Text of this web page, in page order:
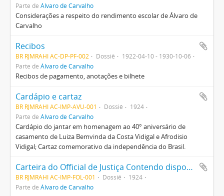
Parte de Álvaro de Carvalho
Considerações a respeito do rendimento escolar de Álvaro de
Carvalho
Recibos
BR RJMRAHI AC-DP-PF-002 Dossiê
1922-04-10 - 1930-10-06
Parte de Álvaro de Carvalho
Recibos de pagamento, anotações e bilhete
Cardápio e cartaz
BR RJMRAHI AC-IMP-AVU-001 Dossiê
1924
Parte de Álvaro de Carvalho
Cardápio do jantar em homenagem ao 40° aniversário de
casamento de Luiza Bemvinda da Costa Vidigal e Afrodisio
Vidigal; Cartaz comemorativo da independência do Brasil.
Carteira do Official de Justiça Contendo disposições de leis, decretos e mais actos referentes aos Officiaes das Justiças Federal e Local, e um completo formulário de certidões e autos
BR RJMRAHI AC-IMP-FOL-001 Dossiê
1924
Parte de Álvaro de Carvalho